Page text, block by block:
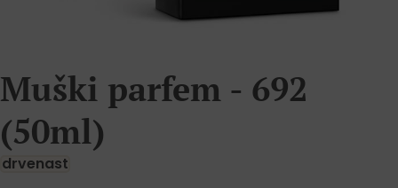
Muški parfem - 692
(50ml)
drvenast